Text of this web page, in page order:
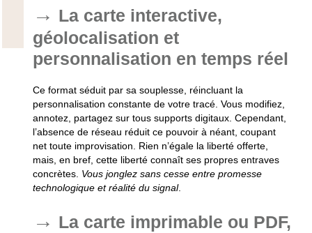
La carte interactive,
géolocalisation et
personnalisation en temps réel
Ce format séduit par sa souplesse, réincluant la
personnalisation constante de votre tracé. Vous modifiez,
annotez, partagez sur tous supports digitaux. Cependant,
l’absence de réseau réduit ce pouvoir à néant, coupant
net toute improvisation. Rien n’égale la liberté offerte,
mais, en bref, cette liberté connaît ses propres entraves
concrètes. Vous jonglez sans cesse entre promesse
technologique et réalité du signal.
La carte imprimable ou PDF,